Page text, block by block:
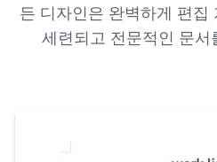
든 디자인은 완벽하게 편집
세련되고 전문적인 문서